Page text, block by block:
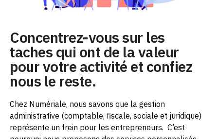
Concentrez-vous sur les
taches qui ont de la valeur
pour votre activité et confiez
nous le reste.
Chez Numériale, nous savons que la gestion
administrative (comptable, fiscale, sociale et juridique)
représente un frein pour les entrepreneurs. C’est